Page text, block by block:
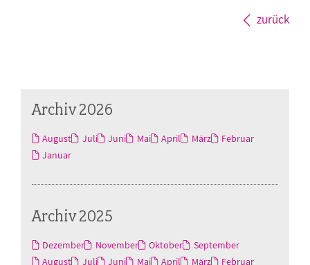
zurück
Archiv 2026
August Juli Juni Mai April März
Februar
Januar
Archiv 2025
Dezember November Oktober
September
August
Juli Juni Mai April März
Februar